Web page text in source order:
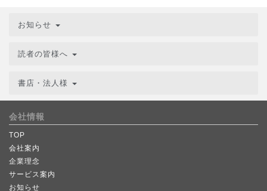
お知らせ
読者の皆様へ
書店・法人様
会社情報
TOP
会社案内
企業理念
サービス案内
お知らせ